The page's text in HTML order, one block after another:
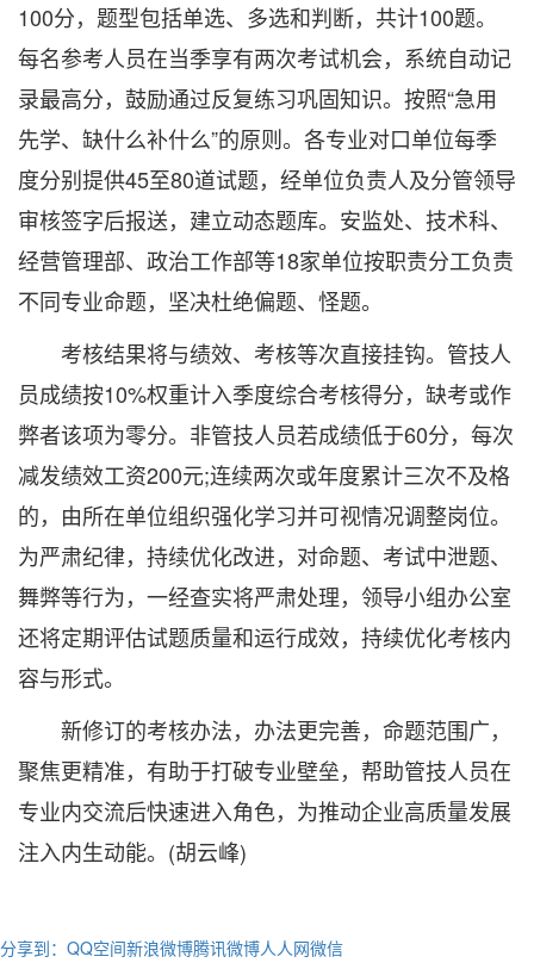
100分，题型包括单选、多选和判断，共计100题。
每名参考人员在当季享有两次考试机会，系统自动记
录最高分，鼓励通过反复练习巩固知识。按照“急用
先学、缺什么补什么”的原则。各专业对口单位每季
度分别提供45至80道试题，经单位负责人及分管领导
审核签字后报送，建立动态题库。安监处、技术科、
经营管理部、政治工作部等18家单位按职责分工负责
不同专业命题，坚决杜绝偏题、怪题。
考核结果将与绩效、考核等次直接挂钩。管技人
员成绩按10%权重计入季度综合考核得分，缺考或作
弊者该项为零分。非管技人员若成绩低于60分，每次
减发绩效工资200元;连续两次或年度累计三次不及格
的，由所在单位组织强化学习并可视情况调整岗位。
为严肃纪律，持续优化改进，对命题、考试中泄题、
舞弊等行为，一经查实将严肃处理，领导小组办公室
还将定期评估试题质量和运行成效，持续优化考核内
容与形式。
新修订的考核办法，办法更完善，命题范围广，
聚焦更精准，有助于打破专业壁垒，帮助管技人员在
专业内交流后快速进入角色，为推动企业高质量发展
注入内生动能。(胡云峰)
分享到： QQ空间新浪微博腾讯微博人人网微信